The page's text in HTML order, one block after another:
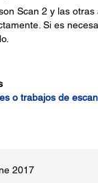
Scan 2 y las otras
Si es
o trabajos de
2017